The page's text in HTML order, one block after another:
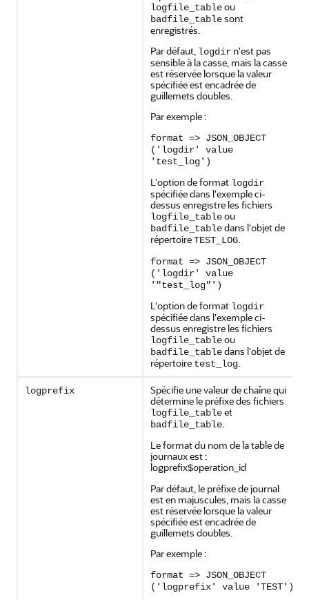
logfile_tableou
badfile_tablesont
enregistrés.
Par défaut, logdir n'est pas
sensible à la casse, mais la casse
est réservée lorsque la valeur
spécifiée est encadrée de
guillemets doubles.
Par exemple :
format => JSON_OBJECT
('logdir' value
'test_log')
L'option de format logdir
spécifiée dans l'exemple ci-
dessus enregistre les fichiers
logfile_tableou
badfile_tabledans l'objet de
répertoireTEST_LOG.
format => JSON_OBJECT
('logdir' value
'"test_log"')
L'option de format logdir
spécifiée dans l'exemple ci-
dessus enregistre les fichiers
logfile_tableou
badfile_tabledans l'objet de
répertoire test_log.
logprefix
Spécifie une valeur de chaîne qui
détermine le préfixe des fichiers
logfile_tableet
badfile_table.
Le format du nom de la table de
journaux est :
logprefix$operation_id
Par défaut, le préfixe de journal
est en majuscules, mais la casse
est réservée lorsque la valeur
spécifiée est encadrée de
guillemets doubles.
Par exemple :
format => JSON_OBJECT
('logprefix' value 'TEST')